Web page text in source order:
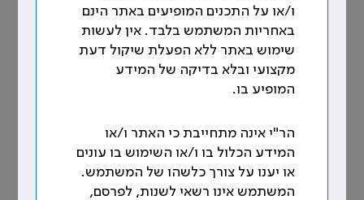
תקינה - ביה"ח יעמוד בתקינה אשר תאפשר לו לפעול
בהתאם לרשיון המדינה (משרד הבריאות) ע"פ התקינה
המקובלת בבתי"ח. [1]
ו/או על התכנים המופיעים באתר הינם
באחריות המשתמש בלבד. אין לעשות
שימוש באתר ללא הפעלת שיקול דעת
מקצועי ובלא בדיקה של המידע
המופיע בו.
הר"י אינה מתחייבת כי האתר ו/או
המידע הכלול בו ו/או השימוש בו עונים
או יענו על צורך כלשהו של המשתמש.
המשתמש אינו רשאי לשנות, לפרסם,